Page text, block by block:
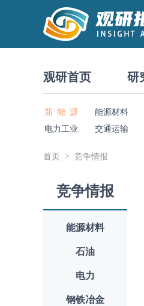
观研首页 研
新 能 源 能源材料
电力工业
交通运输
首页 竞争情报
竞争情报
能源材料
石油
电力
钢铁冶金